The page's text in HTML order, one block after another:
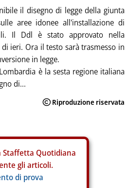
il disegno di legge della giunta
aree idonee all'installazione di
Il Ddl è stato approvato nella
ieri. Ora il testo sarà trasmesso in
in legge.
è la sesta regione italiana
di...
Quotidiana
gli articoli.
di prova